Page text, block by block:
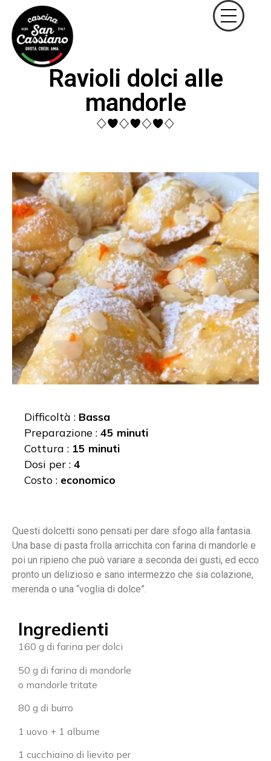
Ravioli dolci alle
mandorle
Difficoltà : Bassa
Preparazione : 45 minuti
Cottura : 15 minuti
Dosi per : 4
Costo : economico
Questi dolcetti sono pensati per dare sfogo alla fantasia.
Una base di pasta frolla arricchita con farina di mandorle e
poi un ripieno che può variare a seconda dei gusti, ed ecco
pronto un delizioso e sano intermezzo che sia colazione,
merenda o una “voglia di dolce”.
Ingredienti
160 g di farina per dolci
50 g di farina di mandorle
o mandorle tritate
80 g di burro
1 uovo + 1 albume
1 cucchiaino di lievito per